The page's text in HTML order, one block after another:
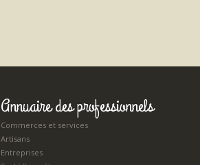
Annuaire des professionnels
Commerces et services
Artisans
Entreprises